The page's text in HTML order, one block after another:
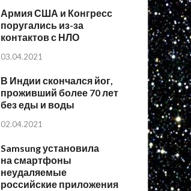
Армия США и Конгресс
поругались из-за
контактов с НЛО
03.04.2021
В Индии скончался йог,
проживший более 70 лет
без еды и воды
02.04.2021
Samsung установила
на смартфоны
неудаляемые
российские приложения